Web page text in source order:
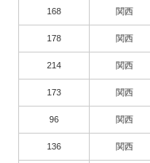
168 関西
178 関西
214 関西
173 関西
96 関西
136 関西